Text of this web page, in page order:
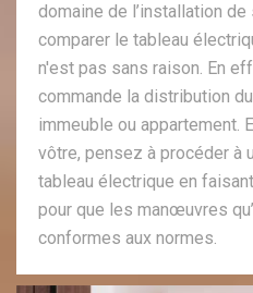
domaine de l’installation
comparer le tableau
n'est pas sans raison. En
commande la distribution
immeuble ou appartement.
vôtre, pensez à procéder à
tableau électrique en
pour que les manœuvres
conformes aux normes.